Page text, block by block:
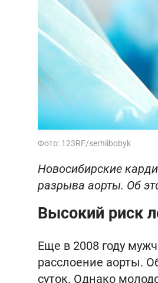
Фото: 123RF/serhiibobyk
Новосибирские
разрыва аорты. Об
Высокий риск
Еще в 2008 году
расслоение аорты.
суток. Однако